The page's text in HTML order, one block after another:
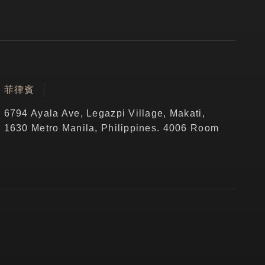
菲律賓
6794 Ayala Ave, Legazpi Village, Makati,
1630 Metro Manila, Philippines. 4006 Room